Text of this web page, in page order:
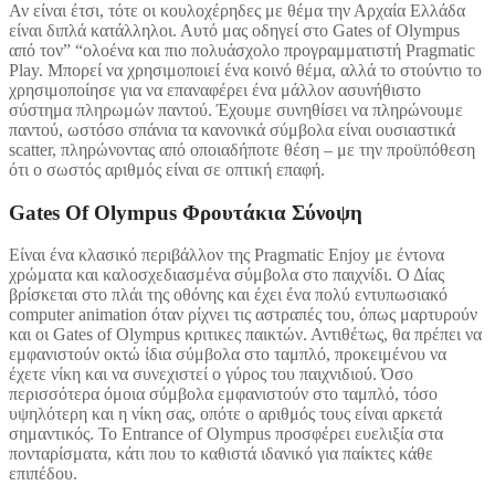
Αν είναι έτσι, τότε οι κουλοχέρηδες με θέμα την Αρχαία Ελλάδα
είναι διπλά κατάλληλοι. Αυτό μας οδηγεί στο Gates of Olympus
από τον” “ολοένα και πιο πολυάσχολο προγραμματιστή Pragmatic
Play. Μπορεί να χρησιμοποιεί ένα κοινό θέμα, αλλά το στούντιο το
χρησιμοποίησε για να επαναφέρει ένα μάλλον ασυνήθιστο
σύστημα πληρωμών παντού. Έχουμε συνηθίσει να πληρώνουμε
παντού, ωστόσο σπάνια τα κανονικά σύμβολα είναι ουσιαστικά
scatter, πληρώνοντας από οποιαδήποτε θέση – με την προϋπόθεση
ότι ο σωστός αριθμός είναι σε οπτική επαφή.
Gates Of Olympus Φρουτάκια Σύνοψη
Είναι ένα κλασικό περιβάλλον της Pragmatic Enjoy με έντονα
χρώματα και καλοσχεδιασμένα σύμβολα στο παιχνίδι. Ο Δίας
βρίσκεται στο πλάι της οθόνης και έχει ένα πολύ εντυπωσιακό
computer animation όταν ρίχνει τις αστραπές του, όπως μαρτυρούν
και οι Gates of Olympus κριτικες παικτών. Αντιθέτως, θα πρέπει να
εμφανιστούν οκτώ ίδια σύμβολα στο ταμπλό, προκειμένου να
έχετε νίκη και να συνεχιστεί ο γύρος του παιχνιδιού. Όσο
περισσότερα όμοια σύμβολα εμφανιστούν στο ταμπλό, τόσο
υψηλότερη και η νίκη σας, οπότε ο αριθμός τους είναι αρκετά
σημαντικός. Το Entrance of Olympus προσφέρει ευελιξία στα
πονταρίσματα, κάτι που το καθιστά ιδανικό για παίκτες κάθε
επιπέδου.